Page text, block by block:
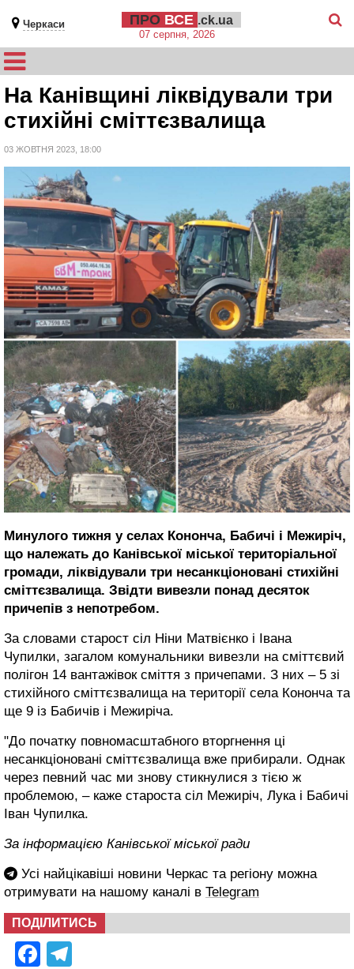
Черкаси ПРО ВСЕ .ck.ua
07 серпня, 2026
На Канівщині ліквідували три
стихійні сміттєзвалища
03 ЖОВТНЯ 2023, 18:00
Минулого тижня у селах Кононча, Бабичі і Межиріч,
що належать до Канівської міської територіальної
громади, ліквідували три несанкціоновані стихійні
сміттєзвалища. Звідти вивезли понад десяток
причепів з непотребом.
За словами старост сіл Ніни Матвієнко і Івана
Чупилки, загалом комунальники вивезли на сміттєвий
полігон 14 вантажівок сміття з причепами. З них – 5 зі
стихійного сміттєзвалища на території села Кононча та
ще 9 із Бабичів і Межиріча.
"До початку повномасштабного вторгнення ці
несанкціоновані сміттєзвалища вже прибирали. Однак
через певний час ми знову стикнулися з тією ж
проблемою, – каже староста сіл Межиріч, Лука і Бабичі
Іван Чупилка.
За інформацією Канівської міської ради
Усі найцікавіші новини Черкас та регіону можна
отримувати на нашому каналі в Telegram
ПОДІЛИТИСЬ
Facebook